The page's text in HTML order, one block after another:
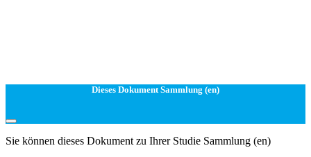
Dieses Dokument Sammlung (en)
Sie können dieses Dokument zu Ihrer Studie Sammlung (en)